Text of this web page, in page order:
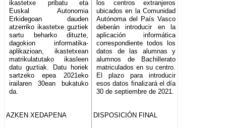
ikastetxe pribatu eta
Euskal Autonomia
Erkidegoan dauden
atzerriko ikastetxe guztiek
sartu beharko dituzte,
dagokion informatika-
aplikazioan, ikastetxean
matrikulatutako ikasleen
datu guztiak. Datu horiek
sartzeko epea 2021eko
irailaren 30ean bukatuko
da.
los centros extranjeros
ubicados en la Comunidad
Autónoma del País Vasco
deberán introducir en la
aplicación informática
correspondiente todos los
datos de las alumnas y
alumnos de Bachillerato
matriculados en su centro.
El plazo para introducir
esos datos finalizará el día
30 de septiembre de 2021.
AZKEN XEDAPENA DISPOSICIÓN FINAL